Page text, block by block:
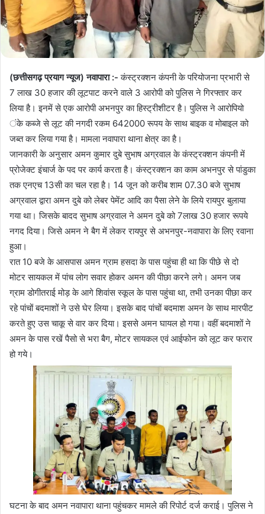
(छत्तीसगढ़ प्रयाग न्यूज) नवापारा :- कंस्ट्रक्शन कंपनी के परियोजना प्रभारी से
7 लाख 30 हजार की लूटपाट करने वाले 3 आरोपी को पुलिस ने गिरफ्तार कर
लिया है। इनमें से एक आरोपी अभनपुर का हिस्ट्रीशीटर है। पुलिस ने आरोपियो
ंके कब्जे से लूट की नगदी रकम 642000 रूपय के साथ बाइक व मोबाइल को
जब्त कर लिया गया है। मामला नवापारा थाना क्षेत्र का है।
जानकारी के अनुसार अमन कुमार दुबे सुभाष अग्रवाल के कंस्ट्रक्शन कंपनी में
प्रोजेक्ट इंचार्ज के पद पर कार्य करता है। कंस्ट्रक्शन का काम अभनपुर से पांडुका
तक एनएच 13सी का चल रहा है। 14 जून को करीब शाम 07.30 बजे सुभाष
अग्रवाल द्वारा अमन दुबे को लेबर पेमेंट आदि का पैसा लेने के लिये रायपुर बुलाया
गया था। जिसके बादद सुभाष अग्रवाल ने अमन दुबे को 7लाख 30 हजार रूपये
नगद दिया। जिसे अमन ने बैग में लेकर रायपुर से अभनपुर-नवापारा के लिए रवाना
हुआ।
रात 10 बजे के आसपास अमन ग्राम हसदा के पास पहुंचा ही था कि पीछे से दो
मोटर सायकल में पांच लोग सवार होकर अमन की पीछा करने लगे। अमन जब
ग्राम डोगीतराई मोड़ के आगे शिवांस स्कूल के पास पहुंचा था, तभी उनका पीछा कर
रहे पांचों बदमाशों ने उसे घेर लिया। इसके बाद पांचों बदमाश अमन के साथ मारपीट
करते हुए उस चाकू से वार कर दिया। इससे अमन घायल हो गया। वहीं बदमाशों ने
अमन के पास रखें पैसो से भरा बैग, मोटर सायकल एवं आईफोन को लूट कर फरार
हो गये।
घटना के बाद अमन नवापारा थाना पहुंचकर मामले की रिपोर्ट दर्ज कराई। पुलिस ने